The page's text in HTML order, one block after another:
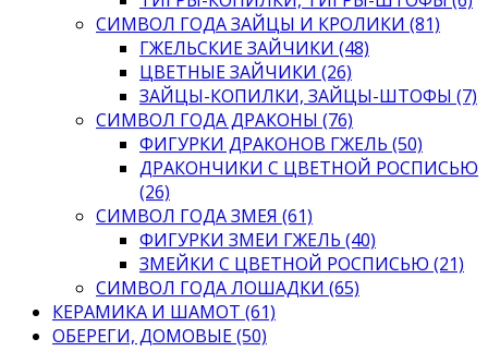
СИМВОЛ ГОДА ЗАЙЦЫ И КРОЛИКИ (81)
ГЖЕЛЬСКИЕ ЗАЙЧИКИ (48)
ЦВЕТНЫЕ ЗАЙЧИКИ (26)
ЗАЙЦЫ-КОПИЛКИ, ЗАЙЦЫ-ШТОФЫ (7)
СИМВОЛ ГОДА ДРАКОНЫ (76)
ФИГУРКИ ДРАКОНОВ ГЖЕЛЬ (50)
ДРАКОНЧИКИ С ЦВЕТНОЙ РОСПИСЬЮ
(26)
СИМВОЛ ГОДА ЗМЕЯ (61)
ФИГУРКИ ЗМЕИ ГЖЕЛЬ (40)
ЗМЕЙКИ С ЦВЕТНОЙ РОСПИСЬЮ (21)
СИМВОЛ ГОДА ЛОШАДКИ (65)
КЕРАМИКА И ШАМОТ (61)
ОБЕРЕГИ, ДОМОВЫЕ (50)